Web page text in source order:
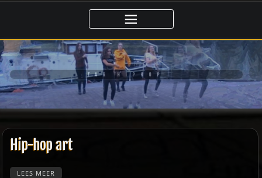
de
inhoud
TAG HIPHOP
Hip-hop art
LEES MEER